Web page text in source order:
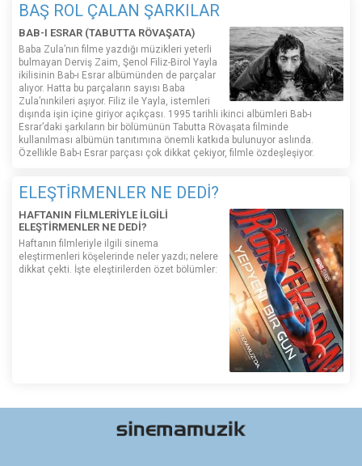
BAŞ ROL ÇALAN ŞARKILAR
BAB-I ESRAR (TABUTTA RÖVAŞATA)
Baba Zula’nın filme yazdığı müzikleri yeterli
bulmayan Derviş Zaim, Şenol Filiz-Birol Yayla
ikilisinin Bab-ı Esrar albümünden de parçalar
alıyor. Hatta bu parçaların sayısı Baba
Zula’nınkileri aşıyor. Filiz ile Yayla, istemleri
dışında işin içine giriyor açıkçası. 1995 tarihli ikinci albümleri Bab-ı
Esrar’daki şarkıların bir bölümünün Tabutta Rövaşata filminde
kullanılması albümün tanıtımına önemli katkıda bulunuyor aslında.
Özellikle Bab-ı Esrar parçası çok dikkat çekiyor, filmle özdeşleşiyor.
ELEŞTİRMENLER NE DEDİ?
HAFTANIN FİLMLERİYLE İLGİLİ
ELEŞTİRMENLER NE DEDİ?
Haftanın filmleriyle ilgili sinema
eleştirmenleri köşelerinde neler yazdı; nelere
dikkat çekti. İşte eleştirilerden özet bölümler: